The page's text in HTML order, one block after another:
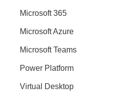
Microsoft 365
Microsoft Azure
Microsoft Teams
Power Platform
Virtual Desktop